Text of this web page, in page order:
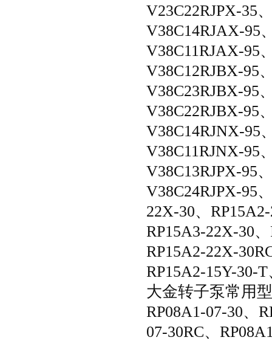
V23C22RJPX-35
V38C14RJAX-95
V38C11RJAX-95
V38C12RJBX-95
V38C23RJBX-95
V38C22RJBX-95
V38C14RJNX-95
V38C11RJNX-95
V38C13RJPX-95
V38C24RJPX-95
22X-30、
RP15A3-22X-30
RP15A2-22X-
RP15A2-15Y-30-
大金转子泵常用
RP08A1-07-30、
07-30RC、